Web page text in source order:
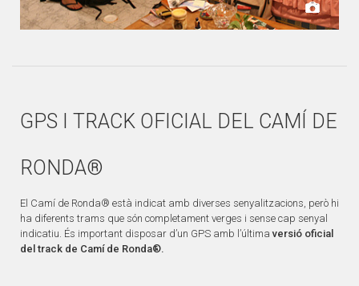
GPS I TRACK OFICIAL DEL CAMÍ DE
RONDA®
El Camí de Ronda® està indicat amb diverses senyalitzacions, però hi
ha diferents trams que són completament verges i sense cap senyal
indicatiu. És important disposar d’un GPS amb l’últimaversió oficial
del track de Camí de Ronda®.